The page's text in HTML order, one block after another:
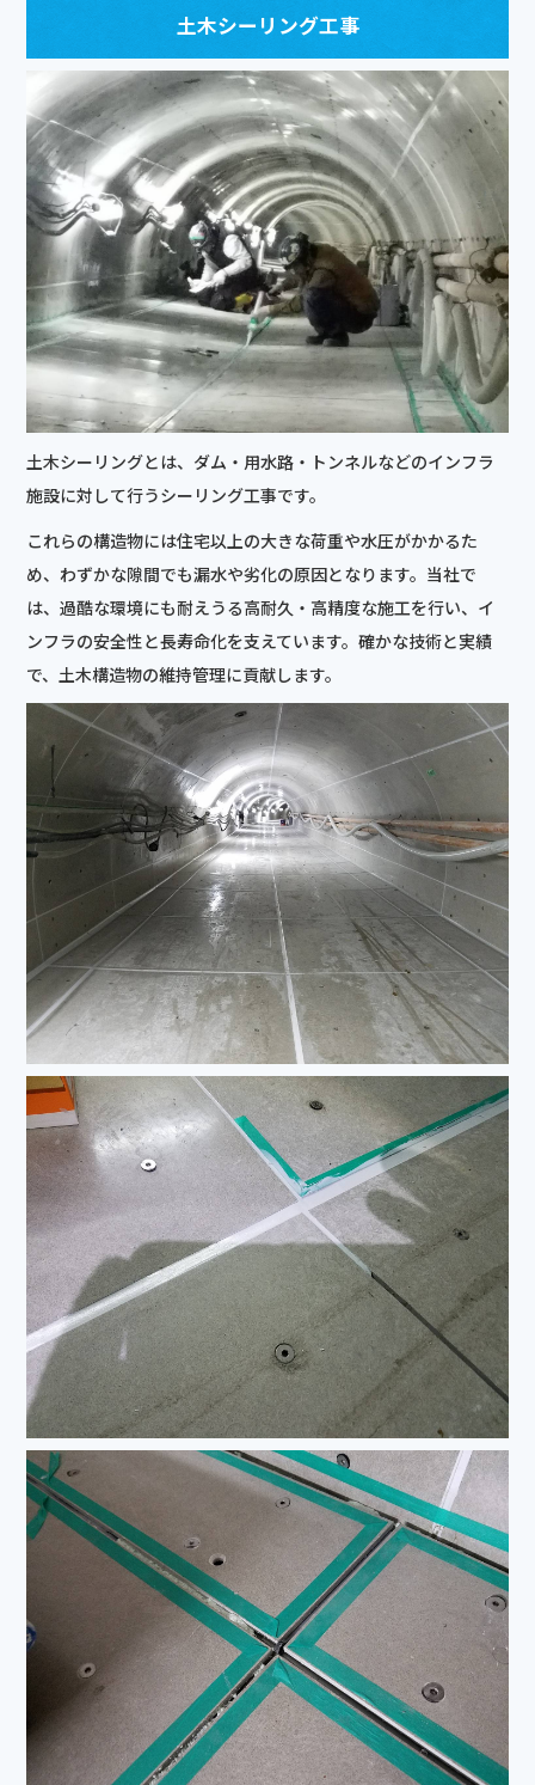
土木シーリング工事
土木シーリングとは、ダム・用水路・トンネルなどのインフラ
施設に対して行うシーリング工事です。
これらの構造物には住宅以上の大きな荷重や水圧がかかるた
め、わずかな隙間でも漏水や劣化の原因となります。当社で
は、過酷な環境にも耐えうる高耐久・高精度な施工を行い、イ
ンフラの安全性と長寿命化を支えています。確かな技術と実績
で、土木構造物の維持管理に貢献します。